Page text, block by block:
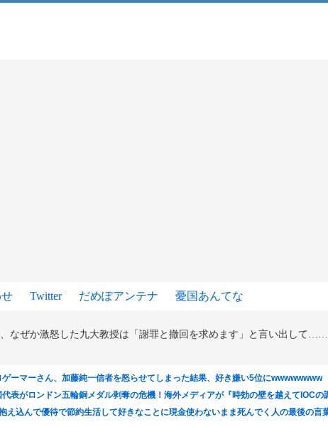
Twitter だめぽアンテナ 憂国あんてな
なぜか激怒した九大教授は「謝罪と撤回を求めます」と言い出して……